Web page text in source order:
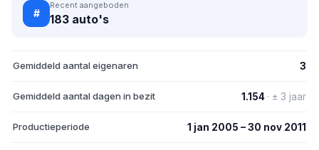
#
Recent aangeboden
183 auto's
Gemiddeld aantal eigenaren 3
Gemiddeld aantal dagen in bezit 1.154 · ± 3 jaar
Productieperiode 1 jan 2005 – 30 nov 2011